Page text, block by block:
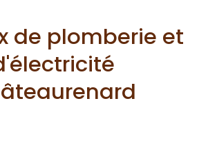
de plomberie et